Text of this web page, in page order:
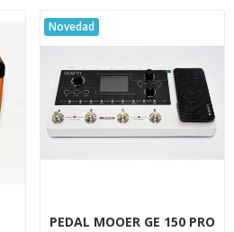
Novedad
PEDAL MOOER GE 150 PRO